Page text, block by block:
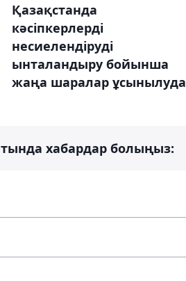
Қазақстанда
кәсіпкерлерді
несиелендіруді
ынталандыру бойынша
жаңа шаралар ұсынылуда
хабардар болыңыз: